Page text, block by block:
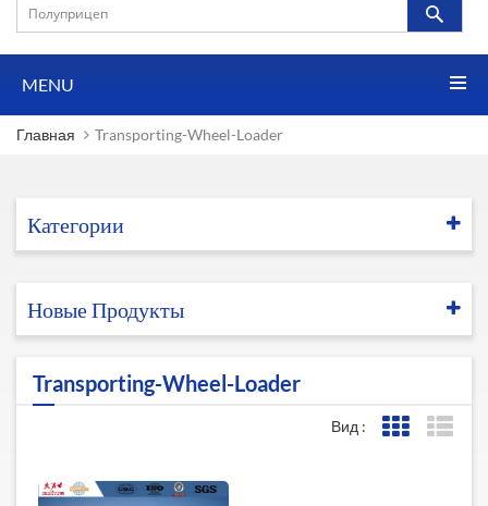
MENU
Главная Transporting-Wheel-Loader
Категории
Новые Продукты
Transporting-Wheel-Loader
Вид :